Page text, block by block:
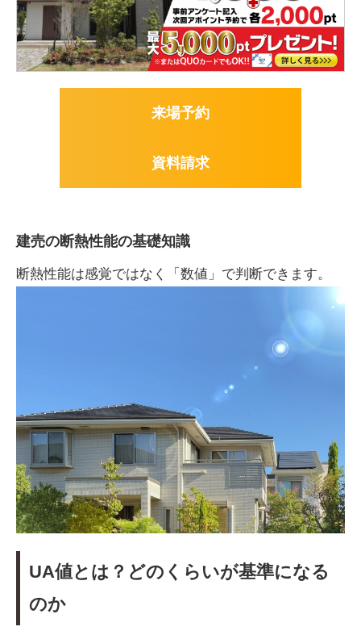
来場予約
資料請求
建売の断熱性能の基礎知識
断熱性能は感覚ではなく「数値」で判断できます。
UA値とは？どのくらいが基準になる
のか